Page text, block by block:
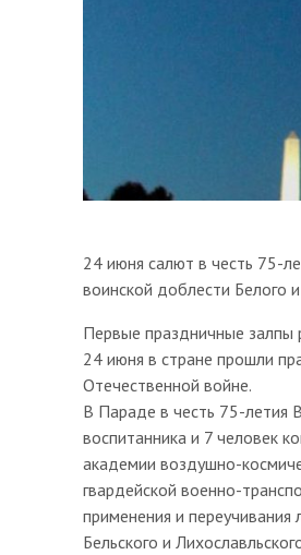
24 июня салют в честь 75-
воинской доблести Белого
Первые праздничные залпы
24 июня в стране прошли
Отечественной войне.
В Параде в честь 75-летия
воспитанника и 7 человек
академии воздушно-
гвардейской военно-
применения и
Бельского и